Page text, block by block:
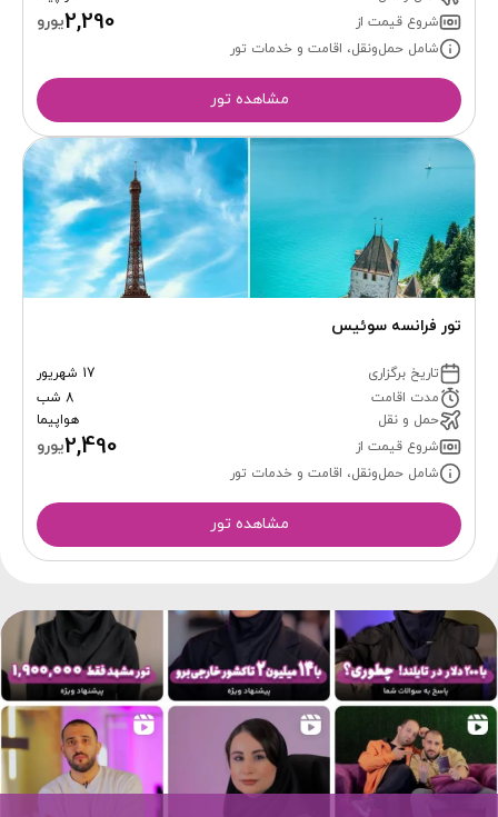
شروع قیمت از
2,290یورو
شامل حمل‌ونقل، اقامت و خدمات تور
مشاهده تور
تور فرانسه سوئیس
تاریخ برگزاری
17 شهریور
مدت اقامت
8 شب
حمل و نقل
هواپیما
شروع قیمت از
2,490یورو
شامل حمل‌ونقل، اقامت و خدمات تور
مشاهده تور